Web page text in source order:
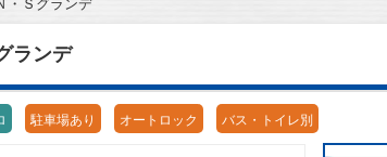
ランデ
駐車場あり オートロック バス・トイレ別